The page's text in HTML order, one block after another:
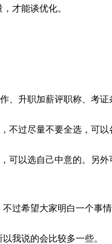
才能谈优化。
、升职加薪评职称、考
不过尽量不要全选，可
可以选自己中意的。另
过希望大家明白一个事
我说的会比较多一些。